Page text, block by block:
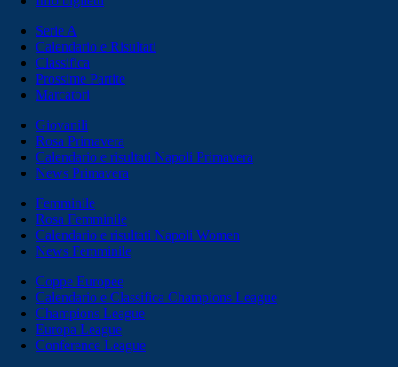
Serie A
Calendario e Risultati
Classifica
Prossime Partite
Marcatori
Giovanili
Rosa Primavera
Calendario e risultati Napoli Primavera
News Primavera
Femminile
Rosa Femminile
Calendario e risultati Napoli Women
News Femminile
Coppe Europee
Calendario e Classifica Champions League
Champions League
Europa League
Conference League